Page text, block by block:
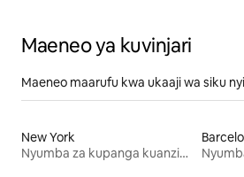
Maeneo ya kuvinjari
Maeneo maarufu kwa ukaaji wa siku
New York
Nyumba za kupanga kuanzia mwezi mmoja